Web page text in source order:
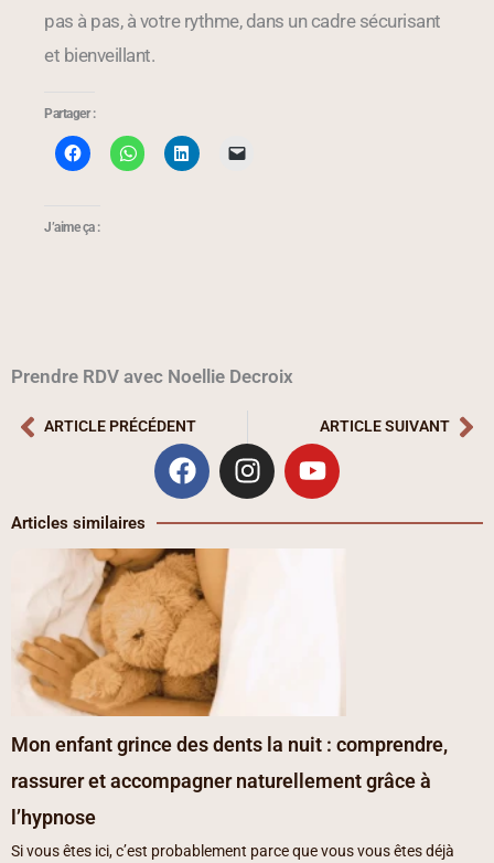
pas à pas, à votre rythme, dans un cadre sécurisant
et bienveillant.
Partager :
J’aime ça :
Prendre RDV avec Noellie Decroix
Précédent
ARTICLE PRÉCÉDENT ARTICLE SUIVANT
F
a
b
o
o
k
I
n
Y
o
Articles similaires
Mon enfant grince des dents la nuit : comprendre,
rassurer et accompagner naturellement grâce à
l’hypnose
Si vous êtes ici, c’est probablement parce que vous vous êtes déjà